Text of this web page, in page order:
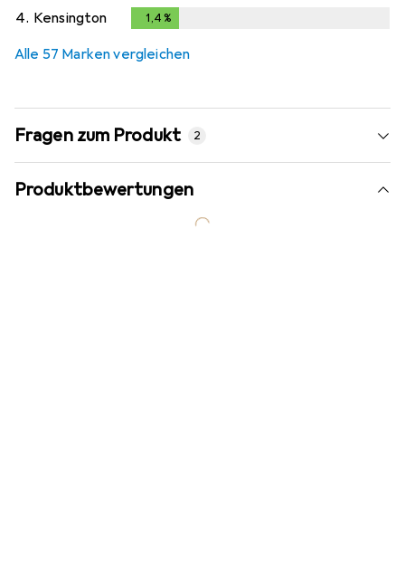
4. Kensington 1,4 %
Alle 57 Marken vergleichen
Fragen zum Produkt 2
Produktbewertungen